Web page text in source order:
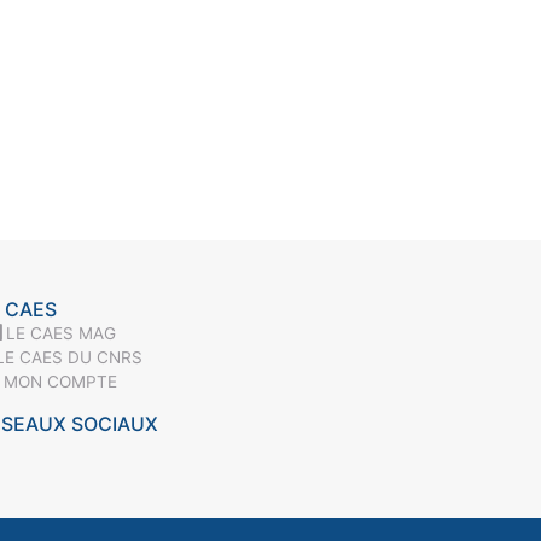
CAES
LE CAES MAG
CAES DU CNRS
COMPTE
SOCIAUX